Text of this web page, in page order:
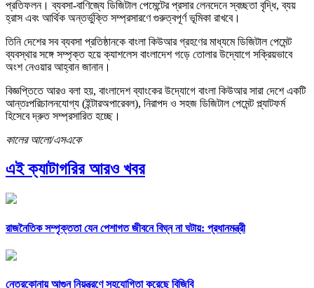
প্রতিফলন। ব্যবসা-বাণিজ্যে ডিজিটাল পেমেন্টের প্রসার লেনদেনে স্বচ্ছতা বৃদ্ধি, ব্যয়
হ্রাস এবং আর্থিক অন্তর্ভুক্তি সম্প্রসারণে গুরুত্বপূর্ণ ভূমিকা রাখবে।
তিনি দেশের সব ব্যবসা প্রতিষ্ঠানকে বাংলা কিউআর গ্রহণের মাধ্যমে ডিজিটাল পেমেন্ট
ব্যবস্থার সঙ্গে সম্পৃক্ত হয়ে ক্যাশলেস বাংলাদেশ গড়ে তোলার উদ্যোগে সক্রিয়ভাবে
অংশ নেওয়ার আহ্বান জানান।
বিজ্ঞপ্তিতে আরও বলা হয়, বাংলাদেশ ব্যাংকের উদ্যোগে বাংলা কিউআর সারা দেশে একটি
আন্তঃপরিচালনযোগ্য (ইন্টারঅপারেবল), নিরাপদ ও সহজ ডিজিটাল পেমেন্ট প্ল্যাটফর্ম
হিসেবে দ্রুত সম্প্রসারিত হচ্ছে।
কালের আলো/এসএকে
এই ক্যাটাগরির আরও খবর
রাজনৈতিক সম্পৃক্ততা যেন পেশাগত জীবনে বিঘ্ন না ঘটায়: প্রধানমন্ত্রী
নেত্রকোনায় আগুন নিয়ন্ত্রণে সহযোগিতা করেছে বিজিবি